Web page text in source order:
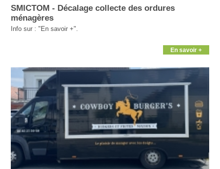
SMICTOM - Décalage collecte des ordures
ménagères
Info sur : "En savoir +".
En savoir +